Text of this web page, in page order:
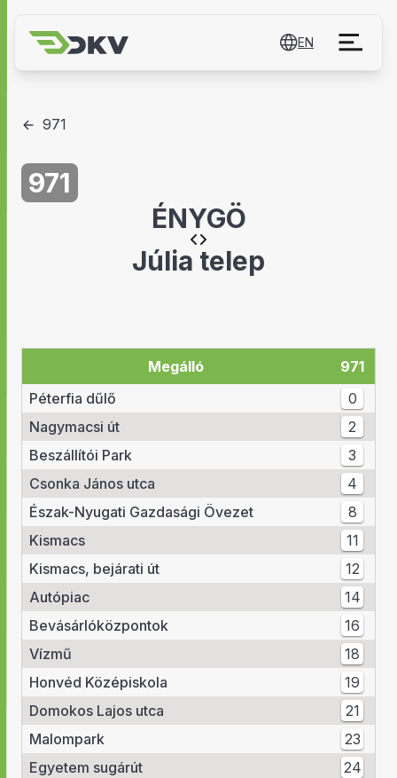
EN
971
971
ÉNYGÖ
Júlia telep
Megálló
971
Péterfia dűlő
0
Nagymacsi út
2
Beszállítói Park
3
Csonka János utca
4
Észak-Nyugati Gazdasági Övezet
8
Kismacs
11
Kismacs, bejárati út
12
Autópiac
14
Bevásárlóközpontok
16
Vízmű
18
Honvéd Középiskola
19
Domokos Lajos utca
21
Malompark
23
Egyetem sugárút
24